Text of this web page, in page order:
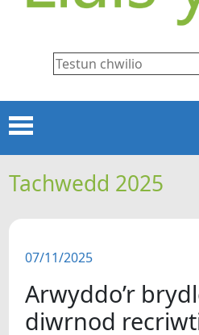
Chwilio
CARTREF
ERTHYGLAU
CIPOLWG
Tachwedd 2025
07/11/2025
Arwyddo’r
diwrnod